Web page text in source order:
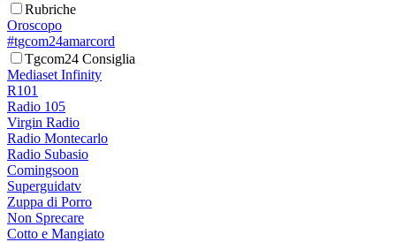
Rubriche
Oroscopo
#tgcom24amarcord
Tgcom24 Consiglia
Mediaset Infinity
R101
Radio 105
Virgin Radio
Radio Montecarlo
Radio Subasio
Comingsoon
Superguidatv
Zuppa di Porro
Non Sprecare
Cotto e Mangiato